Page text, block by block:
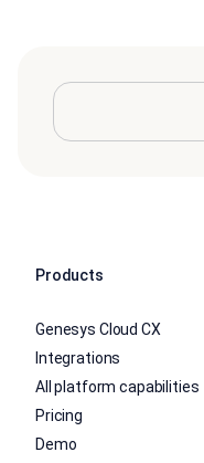
Products
Genesys Cloud CX
Integrations
All platform capabilities
Pricing
Demo